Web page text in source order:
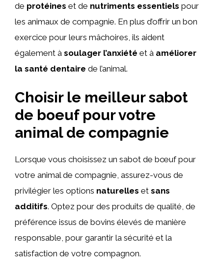
de protéines et de nutriments essentiels pour
les animaux de compagnie. En plus d’offrir un bon
exercice pour leurs mâchoires, ils aident
également à soulager l’anxiété et à améliorer
la santé dentaire de l’animal.
Choisir le meilleur sabot
de boeuf pour votre
animal de compagnie
Lorsque vous choisissez un sabot de bœuf pour
votre animal de compagnie, assurez-vous de
privilégier les options naturelles et sans
additifs. Optez pour des produits de qualité, de
préférence issus de bovins élevés de manière
responsable, pour garantir la sécurité et la
satisfaction de votre compagnon.